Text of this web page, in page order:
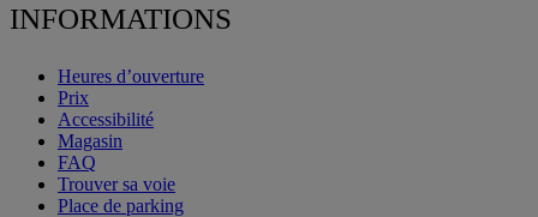
INFORMATIONS
Heures d’ouverture
Prix
Accessibilité
Magasin
FAQ
Trouver sa voie
Place de parking